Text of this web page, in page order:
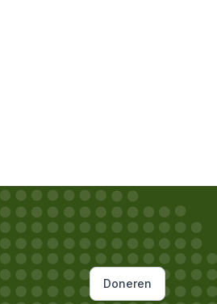
Doneren